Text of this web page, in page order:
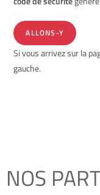
ALLONS-Y
Si vous arrivez sur la
gauche.
NOS